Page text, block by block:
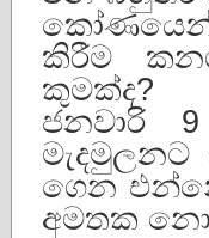
කෝණයෙන්
කිරීම
කුමක්ද?
ජනවාරි
ගෙන
අමතක